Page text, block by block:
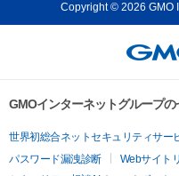
Copyright © 2026 GMO
GMOインターネットグループ
世界初総合ネットセキュリティサー
パスワード漏洩診断
Webサイト